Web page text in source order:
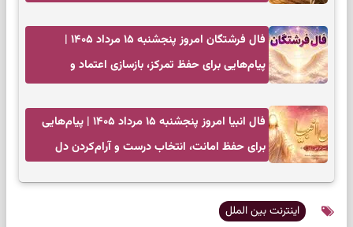
فال فرشتگان امروز پنجشنبه ۱۵ مرداد ۱۴۰۵ |
پیام‌هایی برای حفظ تمرکز، بازسازی اعتماد و
فال انبیا امروز پنجشنبه ۱۵ مرداد ۱۴۰۵ | پیام‌هایی
برای حفظ امانت، انتخاب درست و آرام‌کردن دل
اینترنت بین الملل